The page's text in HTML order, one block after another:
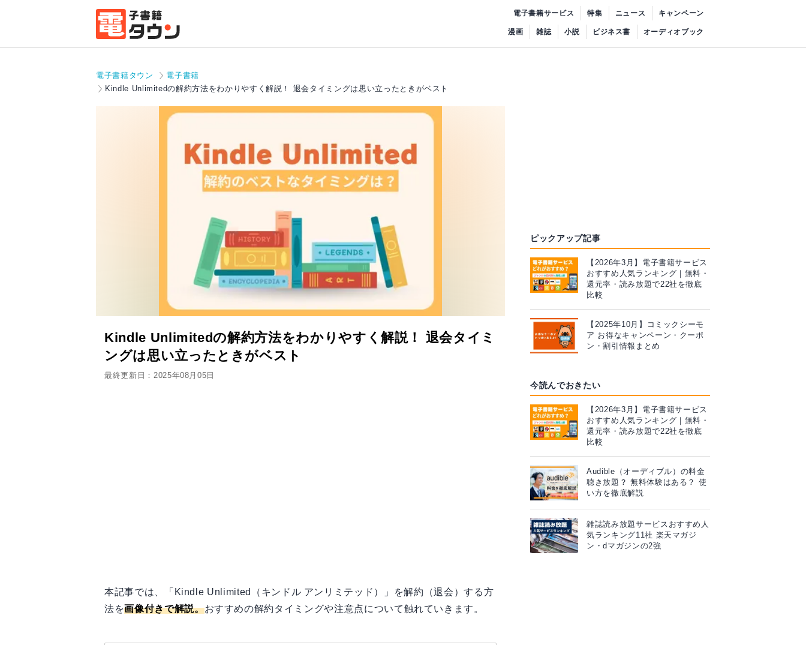
電子書籍サービス 特集 ニュース キャンペーン
漫画 雑誌 小説 ビジネス書 オーディオブック
電子書籍タウン
電子書籍
Kindle Unlimitedの解約方法をわかりやすく解説！ 退会タイミングは思い立ったときがベスト
Kindle Unlimitedの解約方法をわかりやすく解説！ 退会タイミ
ングは思い立ったときがベスト
最終更新日：2025年08月05日
本記事では、「Kindle Unlimited（キンドル アンリミテッド）」を解約（退会）する方
法を画像付きで解説。おすすめの解約タイミングや注意点について触れていきます。
ピックアップ記事
【2026年3月】電子書籍サービス
おすすめ人気ランキング｜無料・
還元率・読み放題で22社を徹底
比較
【2025年10月】コミックシーモ
ア お得なキャンペーン・クーポ
ン・割引情報まとめ
今読んでおきたい
【2026年3月】電子書籍サービス
おすすめ人気ランキング｜無料・
還元率・読み放題で22社を徹底
比較
Audible（オーディブル）の料金
聴き放題？ 無料体験はある？ 使
い方を徹底解説
雑誌読み放題サービスおすすめ人
気ランキング11社 楽天マガジ
ン・dマガジンの2強